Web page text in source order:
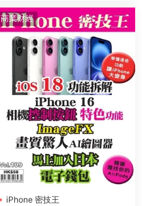
商業财經
iPhone 密技王